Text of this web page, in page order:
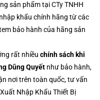
sản phẩm tại CTy TNHH
khẩu chính hãng từ các
bảo hành của hãng sản
rất nhiều chính sách khi
Dũng Quyết như bảo hành,
nơi trên toàn quốc, tư vấn
Nhập Khẩu Thiết Bị